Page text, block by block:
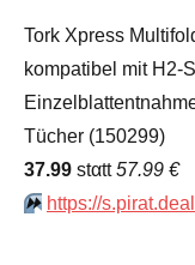
Tork Xpress
kompatibel mit H2-
Tücher (150299)
37.99 stαtt57.99 €
⏩️ https://